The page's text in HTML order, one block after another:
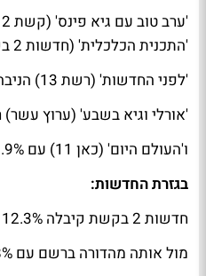
'התכנית הכלכלית' (חדשות 2 בקשת) עם 11.2%.
'לפני החדשות' (רשת 13) הניבה 6.1%,
'אורלי וגיא בשבע' (ערוץ עשר)
ו'העולם היום' (כאן 11) עם 1.9%.
בגזרת החדשות:
חדשות 2 בקשת קיבלה 12.3% (295
מול אותה מהדורה ברשם עם 6.8% (165